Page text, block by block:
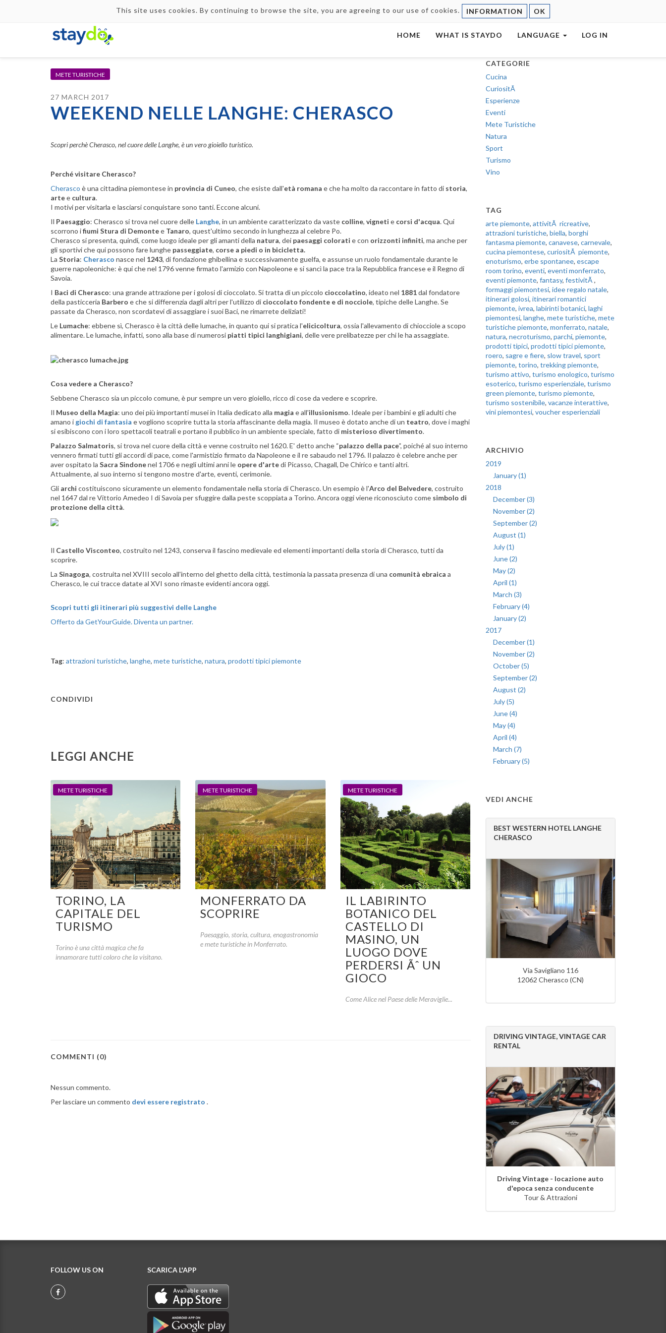
This site uses cookies. By continuing to browse the site, you are agreeing to our use of cookies. INFORMATION OK
HOME WHAT IS STAYDO LANGUAGE LOG IN
METE TURISTICHE
27 MARCH 2017
WEEKEND NELLE LANGHE: CHERASCO
Scopri perchè Cherasco, nel cuore delle Langhe, è un vero gioiello turistico.
Perché visitare Cherasco?
Cherasco è una cittadina piemontese in provincia di Cuneo, che esiste dall'età romana e che ha molto da raccontare in fatto di storia,
artee cultura.
I motivi per visitarla e lasciarsi conquistare sono tanti. Eccone alcuni.
Il Paesaggio: Cherasco si trova nel cuore delle Langhe, in un ambiente caratterizzato da vaste colline, vigneti e corsi d'acqua. Qui
scorrono ifiumi Stura di Demontee Tanaro, quest'ultimo secondo in lunghezza al celebre Po.
Cherasco si presenta, quindi, come luogo ideale per gli amanti della natura, dei paesaggi colorati e con orizzonti infiniti, ma anche per
gli sportivi che qui possono fare lunghe passeggiate, corse a piedi o in bicicletta.
La Storia: Cherasco nasce nel 1243, di fondazione ghibellina e successivamente guelfa, e assunse un ruolo fondamentale durante le
guerre napoleoniche: è qui che nel 1796 venne firmato l'armizio con Napoleone e si sancì la pace tra la Repubblica francese e il Regno di
Savoia.
I Baci di Cherasco: una grande attrazione per i golosi di cioccolato. Si tratta di un piccolo cioccolatino, ideato nel 1881dal fondatore
della pasticceria Barbero e che si differenzia dagli altri per l'utilizzo di cioccolato fondente e di nocciole, tipiche delle Langhe. Se
passate da Cherasco, non scordatevi di assaggiare i suoi Baci, ne rimarrete deliziati!
Le Lumache: ebbene sì, Cherasco è la città delle lumache, in quanto qui si pratica l'elicicoltura, ossia l'allevamento di chiocciole a scopo
alimentare. Le lumache, infatti, sono alla base di numerosi piatti tipici langhigiani, delle vere prelibatezze per chi le ha assaggiate.
Cosa vedere a Cherasco?
Sebbene Cherasco sia un piccolo comune, è pur sempre un vero gioiello, ricco di cose da vedere e scoprire.
Il Museo della Magia: uno dei più importanti musei in Italia dedicato alla magia e all'illusionismo. Ideale per i bambini e gli adulti che
amano i giochi di fantasia e vogliono scoprire tutta la storia affascinante della magia. Il museo è dotato anche di un teatro, dove i maghi
si esibiscono con i loro spettacoli teatrali e portano il pubblico in un ambiente speciale, fatto di misterioso divertimento.
Palazzo Salmatoris, si trova nel cuore della città e venne costruito nel 1620. E' detto anche “palazzo della pace”, poiché al suo interno
vennero firmati tutti gli accordi di pace, come l'armistizio firmato da Napoleone e il re sabaudo nel 1796. Il palazzo è celebre anche per
aver ospitato la Sacra Sindonenel 1706 e negli ultimi anni le opere d'artedi Picasso, Chagall, De Chirico e tanti altri.
Attualmente, al suo interno si tengono mostre d'arte, eventi, cerimonie.
Gli archi costituiscono sicuramente un elemento fondamentale nella storia di Cherasco. Un esempio è l'Arco del Belvedere, costruito
nel 1647 dal re Vittorio Amedeo I di Savoia per sfuggire dalla peste scoppiata a Torino. Ancora oggi viene riconosciuto come simbolo di
protezione della città.
Il Castello Visconteo, costruito nel 1243, conserva il fascino medievale ed elementi importanti della storia di Cherasco, tutti da
scoprire.
La Sinagoga, costruita nel XVIII secolo all'interno del ghetto della città, testimonia la passata presenza di una comunità ebraica a
Cherasco, le cui tracce datate al XVI sono rimaste evidenti ancora oggi.
Scopri tutti gli itinerari più suggestivi delle Langhe
Offerto da GetYourGuide.Diventa un partner.
Tag: attrazioni turistiche, langhe, mete turistiche, natura, prodotti tipici piemonte
CONDIVIDI
LEGGI ANCHE
METE TURISTICHE
TORINO, LA
CAPITALE DEL
TURISMO
Torino è una città magica che fa
innamorare tutti coloro che la visitano.
METE TURISTICHE
MONFERRATO DA
SCOPRIRE
Paesaggio, storia, cultura, enogastronomia
e mete turistiche in Monferrato.
METE TURISTICHE
IL LABIRINTO
BOTANICO DEL
CASTELLO DI
MASINO, UN
LUOGO DOVE
PERDERSI Ãˆ UN
GIOCO
Come Alice nel Paese delle Meraviglie...
COMMENTI (0)
Nessun commento.
Per lasciare un commento devi essere registrato .
CATEGORIE
Cucina
CuriositÃ
Esperienze
Eventi
Mete Turistiche
Natura
Sport
Turismo
Vino
TAG
arte piemonte, attivitÃ ricreative,
attrazioni turistiche, biella, borghi
fantasma piemonte, canavese, carnevale,
cucina piemontese, curiositÃ piemonte,
enoturismo, erbe spontanee, escape
room torino, eventi, eventi monferrato,
eventi piemonte, fantasy, festivitÃ ,
formaggi piemontesi, idee regalo natale,
itinerari golosi, itinerari romantici
piemonte, ivrea, labirinti botanici, laghi
piemontesi, langhe, mete turistiche, mete
turistiche piemonte, monferrato, natale,
natura, necroturismo, parchi, piemonte,
prodotti tipici, prodotti tipici piemonte,
roero, sagre e fiere, slow travel, sport
piemonte, torino, trekking piemonte,
turismo attivo, turismo enologico, turismo
esoterico, turismo esperienziale, turismo
green piemonte, turismo piemonte,
turismo sostenibile, vacanze interattive,
vini piemontesi, voucher esperienziali
ARCHIVIO
2019
January (1)
2018
December (3)
November (2)
September (2)
August (1)
July (1)
June (2)
May (2)
April (1)
March (3)
February (4)
January (2)
2017
December (1)
November (2)
October (5)
September (2)
August (2)
July (5)
June (4)
May (4)
April (4)
March (7)
February (5)
VEDI ANCHE
BEST WESTERN HOTEL LANGHE
CHERASCO
Via Savigliano 116
12062 Cherasco (CN)
DRIVING VINTAGE, VINTAGE CAR
RENTAL
Driving Vintage - locazione auto
d'epoca senza conducente
Tour & Attrazioni
FOLLOW US ON SCARICA L'APP